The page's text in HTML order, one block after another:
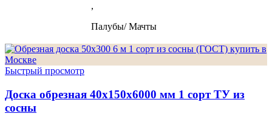
,
Палубы/ Мачты
Быстрый просмотр
Доска обрезная 40х150х6000 мм 1 сорт ТУ из
сосны